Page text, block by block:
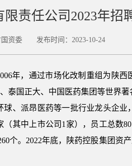
责任公司2023年招
国资委 发布时间：2023-10-24
年，通过市场化改制重组为陕
泰国正大、中国医药集团等世界
、派昂医药等一批行业龙头企业
其中上市公司1家），员工总数
个。2022年底，陕药控股集团资